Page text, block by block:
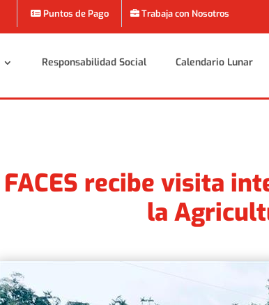
Puntos de Pago Trabaja con Nosotros
Responsabilidad Social Calendario Lunar
Responsabilidad Social Calendario Lunar
FACES recibe visita
la